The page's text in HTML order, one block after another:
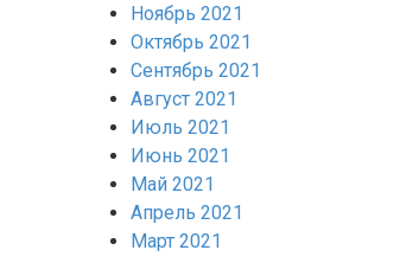
Ноябрь 2021
Октябрь 2021
Сентябрь 2021
Август 2021
Июль 2021
Июнь 2021
Май 2021
Апрель 2021
Март 2021